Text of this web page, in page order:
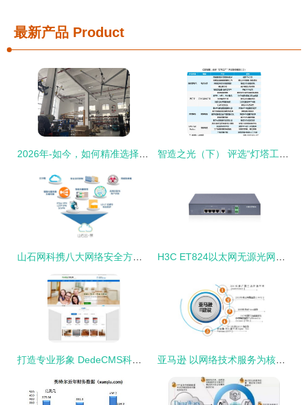
最新产品 Product